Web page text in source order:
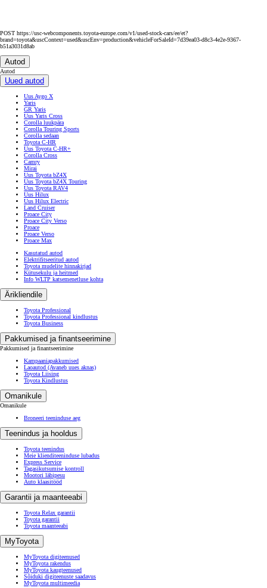
POST https://usc-webcomponents.toyota-europe.com/v1/used-stock-cars/ee/et?
brand=toyota&uscContext=used&uscEnv=production&vehicleForSaleId=7d39ea03-d8c3-4e2e-9367-
b51a3031d8ab
Autod
Autod
Uued autod
Uus Aygo X
Yaris
GR Yaris
Uus Yaris Cross
Corolla luukpära
Corolla Touring Sports
Corolla sedaan
Toyota C-HR
Uus Toyota C-HR+
Corolla Cross
Camry
Mirai
Uus Toyota bZ4X
Uus Toyota bZ4X Touring
Uus Toyota RAV4
Uus Hilux
Uus Hilux Electric
Land Cruiser
Proace City
Proace City Verso
Proace
Proace Verso
Proace Max
Kasutatud autod
Elektrifitseeritud autod
Toyota mudelite hinnakirjad
Kütusekulu ja heitmed
Info WLTP katsemenetluse kohta
Ärikliendile
Toyota Professional
Toyota Professional kindlustus
Toyota Business
Pakkumised ja finantseerimine
Pakkumised ja finantseerimine
Kampaaniapakkumised
Laoautod (Avaneb uues aknas)
Toyota Liising
Toyota Kindlustus
Omanikule
Omanikule
Broneeri teeninduse aeg
Teenindus ja hooldus
Toyota teenindus
Meie klienditeeninduse lubadus
Express Service
Tagasikutsumise kontroll
Mootori läbipesu
Auto klaasitööd
Garantii ja maanteeabi
Toyota Relax garantii
Toyota garantii
Toyota maanteeabi
MyToyota
MyToyota digiteenused
MyToyota rakendus
MyToyota kaugteenused
Sõiduki digiteenuste saadavus
MyToyota multimeedia